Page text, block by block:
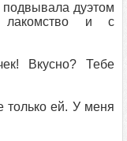
подвывала дуэтом
и с
Вкусно? Тебе
только ей. У меня